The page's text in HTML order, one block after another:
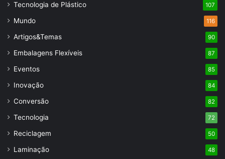
Tecnologia de Plástico 107
Mundo 116
Artigos&Temas 90
Embalagens Flexíveis 87
Eventos 85
Inovação 84
Conversão 82
Tecnologia 72
Reciclagem 50
Laminação 48